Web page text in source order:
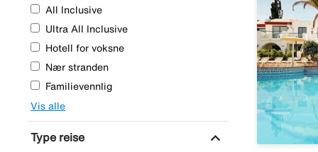
All Inclusive
Ultra All Inclusive
Hotell for voksne
Nær stranden
Familievennlig
Vis alle
Type reise expand_more